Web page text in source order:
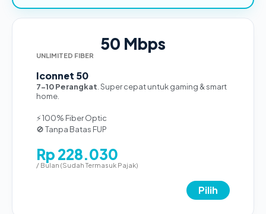
50 Mbps
UNLIMITED FIBER
Iconnet 50
7-10 Perangkat . Super cepat untuk gaming & smart
home.
⚡ 100% Fiber Optic
🚫 Tanpa Batas FUP
Rp 228.030
/ Bulan (Sudah Termasuk Pajak)
Pilih